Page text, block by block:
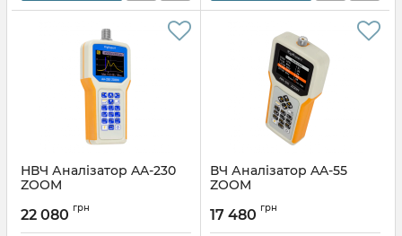
НВЧ Аналізатор AA-230
ZOOM
22 080 грн
ВЧ Аналізатор AA-55
ZOOM
17 480 грн